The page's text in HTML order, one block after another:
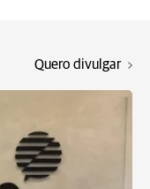
Quero divulgar